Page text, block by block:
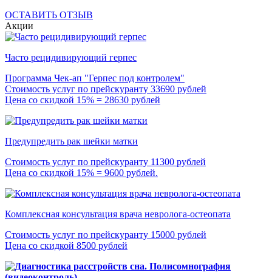
ОСТАВИТЬ ОТЗЫВ
Акции
Часто рецидивирующий герпес
Программа Чек-ап "Герпес под контролем"
Стоимость услуг по прейскуранту 33690 рублей
Цена со скидкой 15% = 28630 рублей
Предупредить рак шейки матки
Стоимость услуг по прейскуранту 11300 рублей
Цена со скидкой 15% = 9600 рублей.
Комплексная консультация врача невролога-остеопата
Стоимость услуг по прейскуранту 15000 рублей
Цена со скидкой 8500 рублей